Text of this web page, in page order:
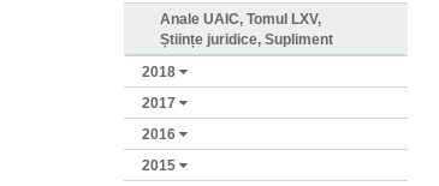
Anale UAIC, Tomul LXV,
Științe juridice, Supliment
2018
2017
2016
2015